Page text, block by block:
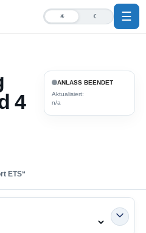
☀ ☾ ☰
4
ETS“
ANLASS BEENDET
Aktualisiert:
n/a